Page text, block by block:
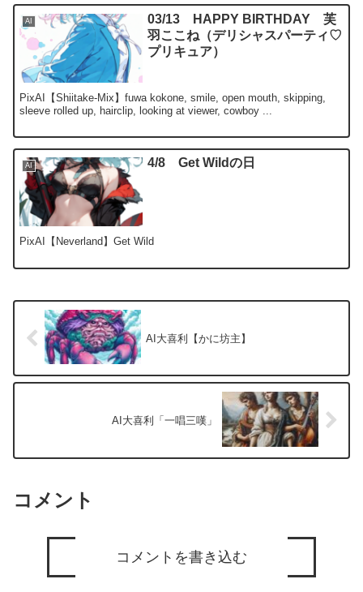
AI
03/13 HAPPY BIRTHDAY 芙
羽ここね（デリシャスパーティ♡
プリキュア）
PixAI【Shiitake-Mix】fuwa kokone, smile, open mouth, skipping,
sleeve rolled up, hairclip, looking at viewer, cowboy ...
AI 4/8 Get Wildの日
PixAI【Neverland】Get Wild
AI大喜利【かに坊主】
AI大喜利「一唱三嘆」
コメント
コメントを書き込む